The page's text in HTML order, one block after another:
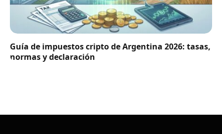
Guía de impuestos cripto de Argentina 2026: tasas,
normas y declaración